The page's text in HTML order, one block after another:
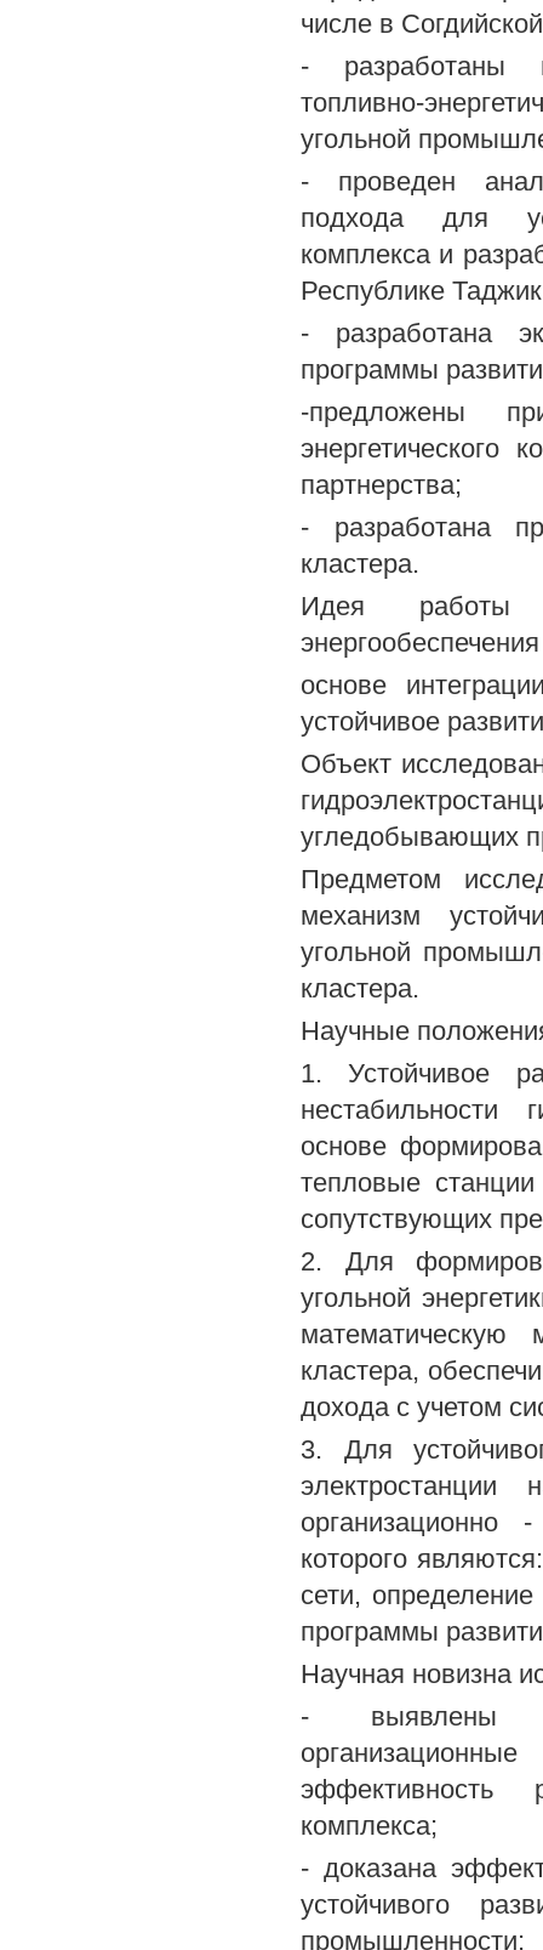
числе в
- разработаны
топливно-
угольной
- проведен
подхода для
комплекса и
Республике
- разработана
программы
-предложены
энергетического
партнерства;
- разработана
кластера.
Идея работы
основе
устойчивое
Объект
угледобывающих
Предметом
механизм
угольной
кластера.
Научные
1. Устойчивое
нестабильности
основе
тепловые
сопутствующих
2. Для
угольной
математическую
кластера,
дохода с учетом
3. Для
электростанции
организационно
которого
сети,
программы
Научная новизна
- выявлены
эффективность
комплекса;
- доказана
устойчивого
промышленности;